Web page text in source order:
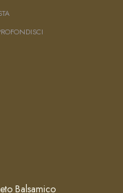
Balsamico